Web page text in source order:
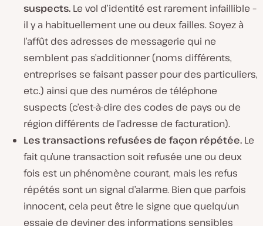
suspects. Le vol d’identité est rarement infaillible –
il y a habituellement une ou deux failles. Soyez à
l’affût des adresses de messagerie qui ne
semblent pas s’additionner (noms différents,
entreprises se faisant passer pour des particuliers,
etc.) ainsi que des numéros de téléphone
suspects (c’est-à-dire des codes de pays ou de
région différents de l’adresse de facturation).
Les transactions refusées de façon répétée. Le
fait qu’une transaction soit refusée une ou deux
fois est un phénomène courant, mais les refus
répétés sont un signal d’alarme. Bien que parfois
innocent, cela peut être le signe que quelqu’un
essaie de deviner des informations sensibles